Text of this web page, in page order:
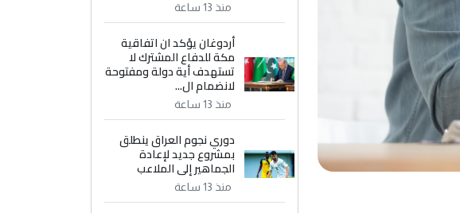
منذ 13 ساعة
أردوغان يؤكد ان اتفاقية
مكة للدفاع المشترك لا
تستهدف أية دولة ومفتوحة
لانضمام ال...
منذ 13 ساعة
دوري نجوم العراق ينطلق
بمشروع جديد لإعادة
الجماهير إلى الملاعب
منذ 13 ساعة